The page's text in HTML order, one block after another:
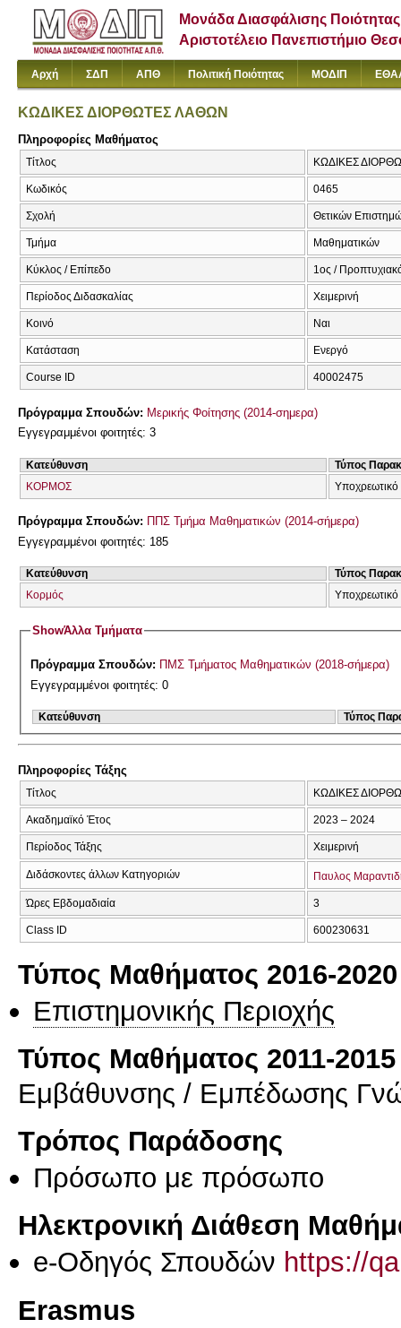
Μονάδα Διασφάλισης Ποιότητας
Αριστοτέλειο Πανεπιστήμιο
Αρχή ΣΔΠ ΑΠΘ Πολιτική Ποιότητας ΜΟΔΙΠ
ΚΩΔΙΚΕΣ ΔΙΟΡΘΩΤΕΣ ΛΑΘΩΝ
Πληροφορίες Μαθήματος
Τίτλος ΚΩΔΙΚΕΣ
Κωδικός 0465
Σχολή Θετικών
Τμήμα Μαθηματικών
Κύκλος / Επίπεδο 1ος /
Περίοδος Διδασκαλίας Χειμερινή
Κοινό Ναι
Κατάσταση Ενεργό
Course ID 40002475
Πρόγραμμα Σπουδών: Μερικής Φοίτησης (2014-σημερα)
Εγγεγραμμένοι φοιτητές: 3
Κατεύθυνση
Τύπος
ΚΟΡΜΟΣ
Πρόγραμμα Σπουδών: ΠΠΣ Τμήμα Μαθηματικών (2014-σήμερα)
Εγγεγραμμένοι φοιτητές: 185
Κατεύθυνση
Τύπος
Κορμός
ShowΆλλα Τμήματα
Πρόγραμμα Σπουδών: ΠΜΣ Τμήματος Μαθηματικών (2018-σήμερα)
Εγγεγραμμένοι φοιτητές: 0
Κατεύθυνση Τύπος
Πληροφορίες Τάξης
Τίτλος ΚΩΔΙΚΕΣ
Ακαδημαϊκό Έτος 2023 – 2024
Περίοδος Τάξης Χειμερινή
Διδάσκοντες άλλων Κατηγοριών Παυλος
Ώρες Εβδομαδιαία 3
Class ID 600230631
Τύπος Μαθήματος 2016-2020
Επιστημονικής Περιοχής
Τύπος Μαθήματος 2011-2015
Εμβάθυνσης / Εμπέδωσης
Τρόπος Παράδοσης
Πρόσωπο με πρόσωπο
Ηλεκτρονική Διάθεση
e-Οδηγός Σπουδών https://
Erasmus